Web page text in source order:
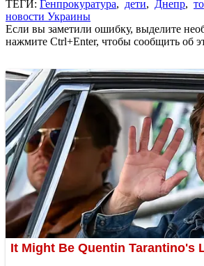
ТЕГИ: Генпрокуратура, дети, Днепр,
новости Украины
Если вы заметили ошибку, выделите
нажмите Ctrl+Enter, чтобы сообщить об